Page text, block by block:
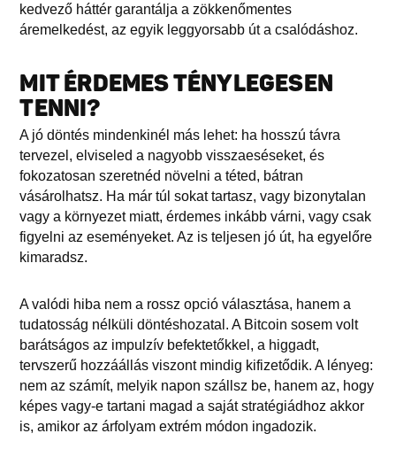
kedvező háttér garantálja a zökkenőmentes
áremelkedést, az egyik leggyorsabb út a csalódáshoz.
MIT ÉRDEMES TÉNYLEGESEN
TENNI?
A jó döntés mindenkinél más lehet: ha hosszú távra
tervezel, elviseled a nagyobb visszaeséseket, és
fokozatosan szeretnéd növelni a téted, bátran
vásárolhatsz. Ha már túl sokat tartasz, vagy bizonytalan
vagy a környezet miatt, érdemes inkább várni, vagy csak
figyelni az eseményeket. Az is teljesen jó út, ha egyelőre
kimaradsz.
A valódi hiba nem a rossz opció választása, hanem a
tudatosság nélküli döntéshozatal. A Bitcoin sosem volt
barátságos az impulzív befektetőkkel, a higgadt,
tervszerű hozzáállás viszont mindig kifizetődik. A lényeg:
nem az számít, melyik napon szállsz be, hanem az, hogy
képes vagy-e tartani magad a saját stratégiádhoz akkor
is, amikor az árfolyam extrém módon ingadozik.